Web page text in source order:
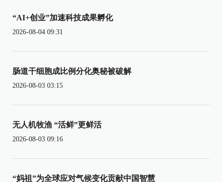
“AI+创业”加速科技成果孵化
2026-08-04 09:31
肠道干细胞成比例分化奥秘被破解
2026-08-03 03:15
无人机牧渔 “活鲜”更鲜活
2026-08-03 09:16
“妈祖”为全球应对气候变化贡献中国智慧